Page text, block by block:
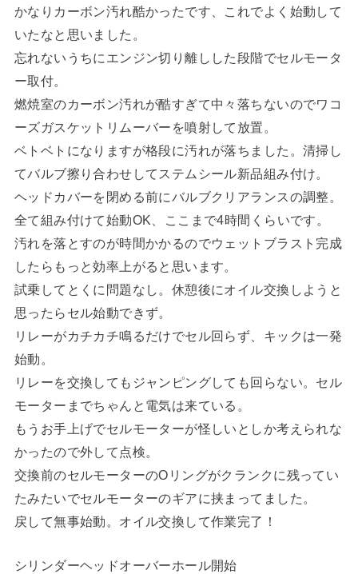
かなりカーボン汚れ酷かったです、これでよく始動して
いたなと思いました。
忘れないうちにエンジン切り離しした段階でセルモータ
ー取付。
燃焼室のカーボン汚れが酷すぎて中々落ちないのでワコ
ーズガスケットリムーバーを噴射して放置。
ベトベトになりますが格段に汚れが落ちました。清掃し
てバルブ擦り合わせしてステムシール新品組み付け。
ヘッドカバーを閉める前にバルブクリアランスの調整。
全て組み付けて始動OK、ここまで4時間くらいです。
汚れを落とすのが時間かかるのでウェットブラスト完成
したらもっと効率上がると思います。
試乗してとくに問題なし。休憩後にオイル交換しようと
思ったらセル始動できず。
リレーがカチカチ鳴るだけでセル回らず、キックは一発
始動。
リレーを交換してもジャンピングしても回らない。セル
モーターまでちゃんと電気は来ている。
もうお手上げでセルモーターが怪しいとしか考えられな
かったので外して点検。
交換前のセルモーターのOリングがクランクに残ってい
たみたいでセルモーターのギアに挟まってました。
戻して無事始動。オイル交換して作業完了！
シリンダーヘッドオーバーホール開始